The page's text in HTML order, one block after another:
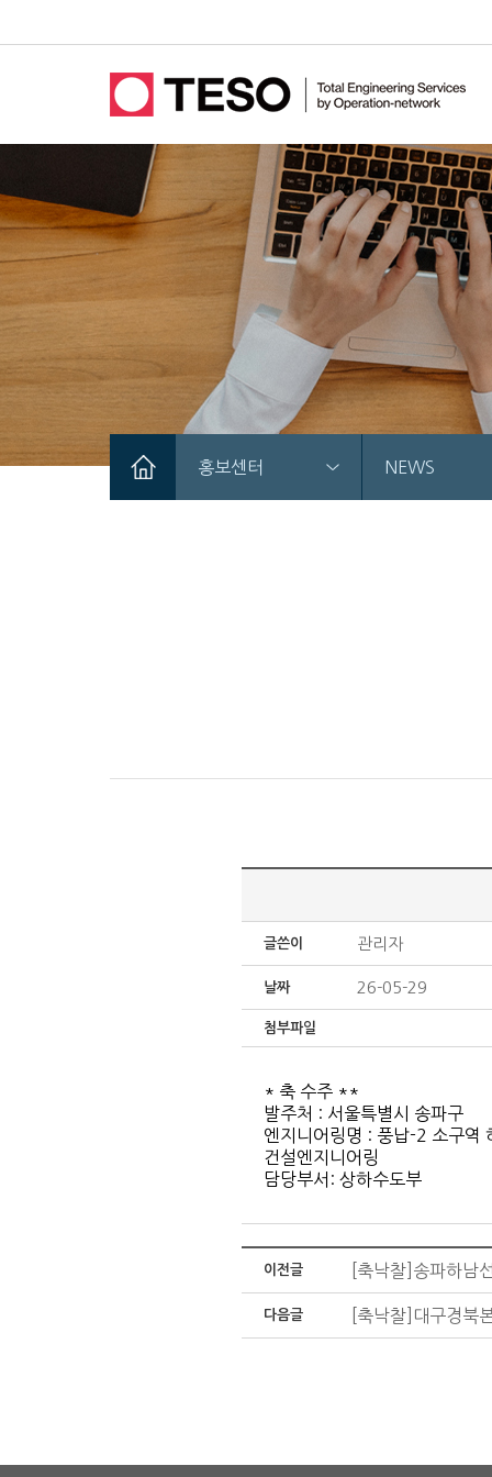
홍보센터 NEWS
글쓴이 관리자
날짜 26-05-29
첨부파일
* 축 수주 **
발주처 : 서울특별시 송파구
엔지니어링명 : 풍납-2 소구역
건설엔지니어링
담당부서: 상하수도부
이전글 [축낙찰]송파하남
다음글 [축낙찰]대구경북